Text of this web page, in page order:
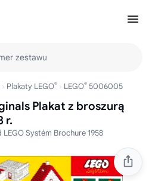
zestawu
Plakaty LEGO® LEGO® 5006005
Plakat z broszurą
r.
Systém Brochure 1958